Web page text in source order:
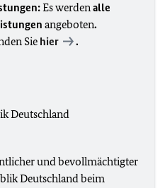
Es werdenalle
angeboten.
Sie hier .
Deutschland
und bevollmächtigter
Deutschland beim